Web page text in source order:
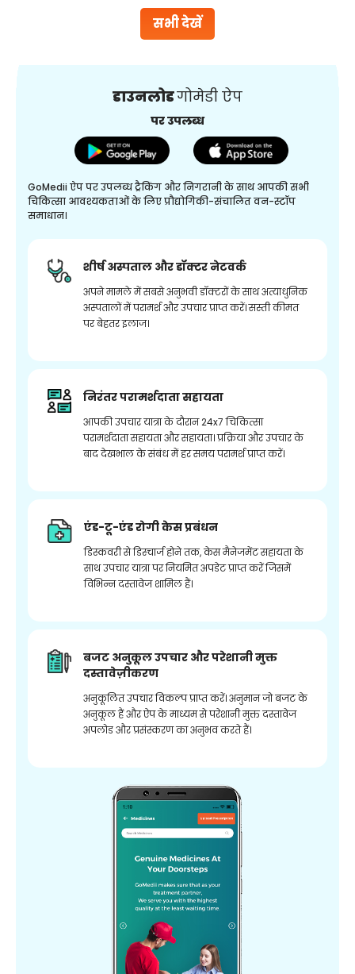
सभी देखें
डाउनलोडगोमेडी ऐप
पर उपलब्ध
GoMedii ऐप पर उपलब्ध ट्रैकिंग और निगरानी के साथ आपकी सभी
चिकित्सा आवश्यकताओं के लिए प्रौद्योगिकी-संचालित वन-स्टॉप
समाधान।
शीर्ष अस्पताल और डॉक्टर नेटवर्क
अपने मामले में सबसे अनुभवी डॉक्टरों के साथ अत्याधुनिक
अस्पतालों में परामर्श और उपचार प्राप्त करें। सस्ती कीमत
पर बेहतर इलाज।
निरंतर परामर्शदाता सहायता
आपकी उपचार यात्रा के दौरान 24x7 चिकित्सा
परामर्शदाता सहायता और सहायता। प्रक्रिया और उपचार के
बाद देखभाल के संबंध में हर समय परामर्श प्राप्त करें।
एंड-टू-एंड रोगी केस प्रबंधन
डिस्कवरी से डिस्चार्ज होने तक, केस मैनेजमेंट सहायता के
साथ उपचार यात्रा पर नियमित अपडेट प्राप्त करें जिसमें
विभिन्न दस्तावेज शामिल हैं।
बजट अनुकूल उपचार और परेशानी मुक्त
दस्तावेज़ीकरण
अनुकूलित उपचार विकल्प प्राप्त करें। अनुमान जो बजट के
अनुकूल हैं और ऐप के माध्यम से परेशानी मुक्त दस्तावेज
अपलोड और प्रसंस्करण का अनुभव करते हैं।